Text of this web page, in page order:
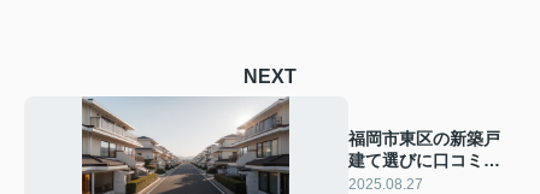
NEXT
福岡市東区の新築戸
建て選びに口コミは
役立つ？体験談から
2025.08.27